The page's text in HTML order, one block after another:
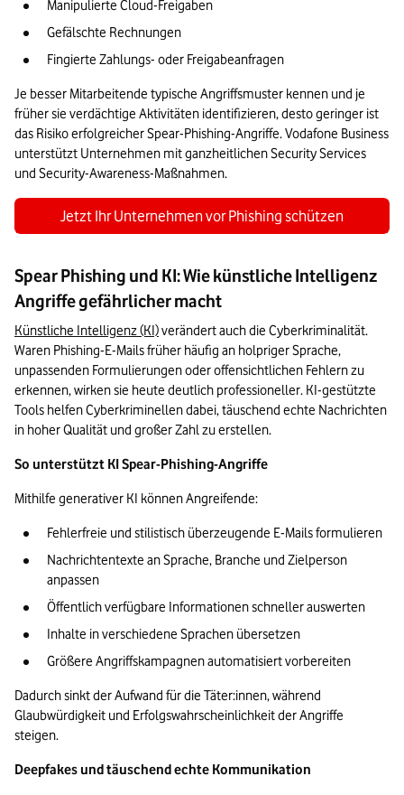
Manipulierte Cloud-Freigaben
Gefälschte Rechnungen
Fingierte Zahlungs- oder Freigabeanfragen
Je besser Mitarbeitende typische Angriffsmuster kennen und je
früher sie verdächtige Aktivitäten identifizieren, desto geringer ist
das Risiko erfolgreicher Spear-Phishing-Angriffe. Vodafone Business
unterstützt Unternehmen mit ganzheitlichen Security Services
und Security-Awareness-Maßnahmen.
Jetzt Ihr Unternehmen vor Phishing schützen
Spear Phishing und KI: Wie künstliche Intelligenz
Angriffe gefährlicher macht
Künstliche Intelligenz (KI) verändert auch die Cyberkriminalität.
Waren Phishing-E-Mails früher häufig an holpriger Sprache,
unpassenden Formulierungen oder offensichtlichen Fehlern zu
erkennen, wirken sie heute deutlich professioneller. KI-gestützte
Tools helfen Cyberkriminellen dabei, täuschend echte Nachrichten
in hoher Qualität und großer Zahl zu erstellen.
So unterstützt KI Spear-Phishing-Angriffe
Mithilfe generativer KI können Angreifende:
Fehlerfreie und stilistisch überzeugende E-Mails formulieren
Nachrichtentexte an Sprache, Branche und Zielperson
anpassen
Öffentlich verfügbare Informationen schneller auswerten
Inhalte in verschiedene Sprachen übersetzen
Größere Angriffskampagnen automatisiert vorbereiten
Dadurch sinkt der Aufwand für die Täter:innen, während
Glaubwürdigkeit und Erfolgswahrscheinlichkeit der Angriffe
steigen.
Deepfakes und täuschend echte Kommunikation